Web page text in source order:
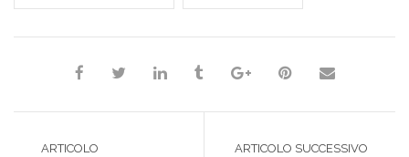
ARTICOLO
ARTICOLO SUCCESSIVO